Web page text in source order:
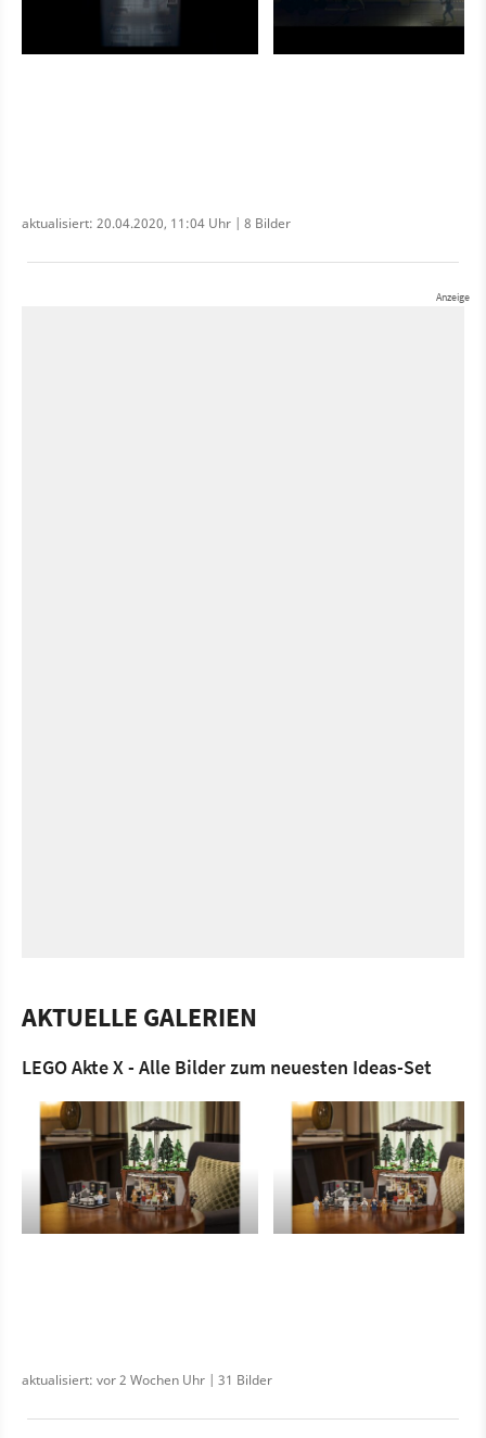
aktualisiert: 20.04.2020, 11:04 Uhr | 8 Bilder
AKTUELLE GALERIEN
LEGO Akte X - Alle Bilder zum neuesten Ideas-Set
aktualisiert: vor 2 Wochen Uhr | 31 Bilder